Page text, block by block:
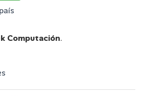
Computación.